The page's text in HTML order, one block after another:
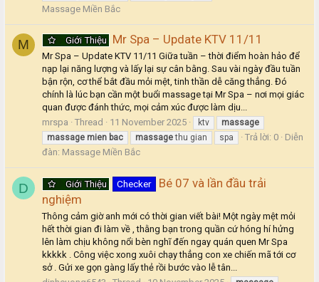
Massage Miền Bắc
M Giới Thiệu Mr Spa – Update KTV 11/11
Mr Spa – Update KTV 11/11 Giữa tuần – thời điểm hoàn hảo để
nạp lại năng lượng và lấy lại sự cân bằng. Sau vài ngày đầu tuần
bận rộn, cơ thể bắt đầu mỏi mệt, tinh thần dễ căng thẳng. Đó
chính là lúc bạn cần một buổi massage tại Mr Spa – nơi mọi giác
quan được đánh thức, mọi cảm xúc được làm dịu...
mrspa
Thread 11 November 2025 ktv
massage
massage mien bac massagethu gian spa Trả lời: 0
Diễn
đàn: Massage Miền Bắc
D Giới Thiệu Checker
Bé 07 và lần đầu trải
nghiệm
Thông cảm giờ anh mới có thời gian viết bài! Một ngày mệt mỏi
hết thời gian đi làm về , thằng bạn trong quần cứ hóng hí hửng
lên làm chịu không nổi bèn nghĩ đến ngay quán quen Mr Spa
kkkkk . Công việc xong xuôi chạy thẳng con xe chiến mã tới cơ
sở . Gửi xe gọn gàng lấy thẻ rồi bước vào lễ tân...